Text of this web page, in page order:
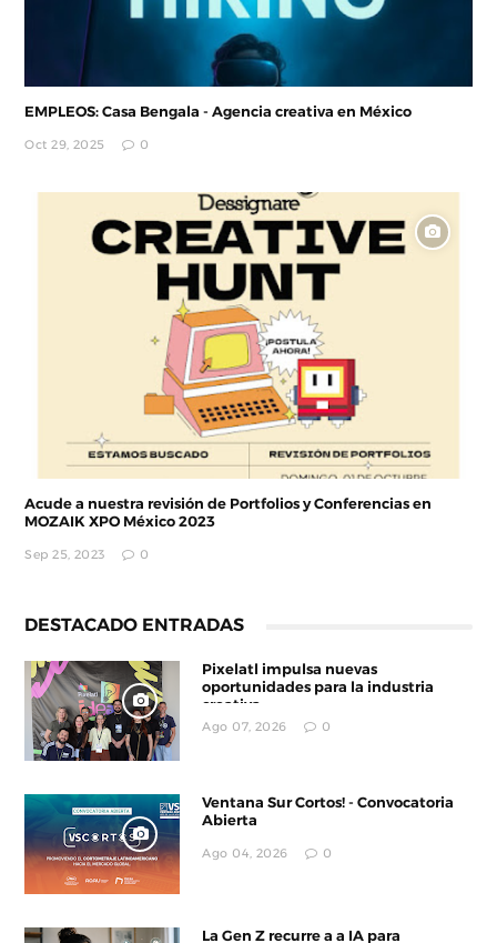
EMPLEOS: Casa Bengala - Agencia creativa en México
Oct 29, 2025 0
Acude a nuestra revisión de Portfolios y Conferencias en
MOZAIK XPO México 2023
Sep 25, 2023 0
DESTACADO ENTRADAS
Pixelatl impulsa nuevas
oportunidades para la industria
creativa
Ago 07, 2026 0
Ventana Sur Cortos! - Convocatoria
Abierta
Ago 04, 2026 0
La Gen Z recurre a a IA para